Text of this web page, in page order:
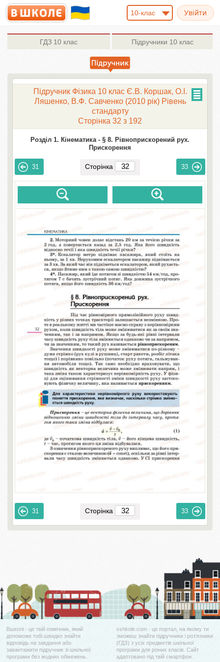
10-клас
ГДЗ 10 клас Підручники 10 клас
Підручник Фізика 10 клас Є.В. Коршак, О.І.
Ляшенко, В.Ф. Савченко (2010 рік) Рівень
стандарту
Сторінка 32 з 192
Розділ 1. Кінематика - § 8. Рівноприскорений рух.
Прискорення
31 Сторінка 33
31 Сторінка 33
Вшколі - це твій помічник, який
допоможе тобі швидко знайти
відповідь на завдання або
завантажити підручник зі шкільної
програми без жодних обмежень.
vshkole.com - це портал, на якому ти
зможеш знайти підручники і роз'язники
(ГДЗ) з усіх предметів шкільної
програми для різних класів. Сайт
адаптовано під твій смартфон.